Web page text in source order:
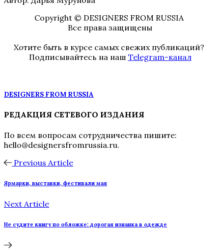
Copyright © DESIGNERS FROM RUSSIA
Все права защищены
Хотите быть в курсе самых свежих публикаций?
Подписывайтесь на наш Telegram-канал
DESIGNERS FROM RUSSIA
РЕДАКЦИЯ СЕТЕВОГО ИЗДАНИЯ
По всем вопросам сотрудничества пишите:
hello@designersfromrussia.ru.
Previous Article
Ярмарки, выставки, фестивали мая
Next Article
Не судите книгу по обложке: дорогая изнанка в одежде